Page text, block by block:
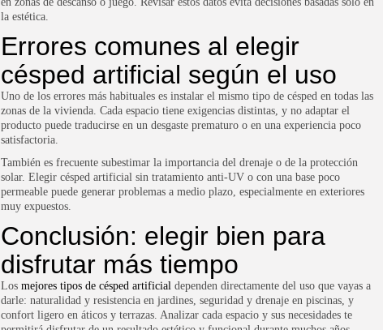
la estética.
Errores comunes al elegir
césped artificial según el uso
Uno de los errores más habituales es instalar el mismo tipo de césped en todas las
zonas de la vivienda. Cada espacio tiene exigencias distintas, y no adaptar el
producto puede traducirse en un desgaste prematuro o en una experiencia poco
satisfactoria.
También es frecuente subestimar la importancia del drenaje o de la protección
solar. Elegir césped artificial sin tratamiento anti-UV o con una base poco
permeable puede generar problemas a medio plazo, especialmente en exteriores
muy expuestos.
Conclusión: elegir bien para
disfrutar más tiempo
Los mejores tipos de césped artificial dependen directamente del uso que vayas a
darle: naturalidad y resistencia en jardines, seguridad y drenaje en piscinas, y
confort ligero en áticos y terrazas. Analizar cada espacio y sus necesidades te